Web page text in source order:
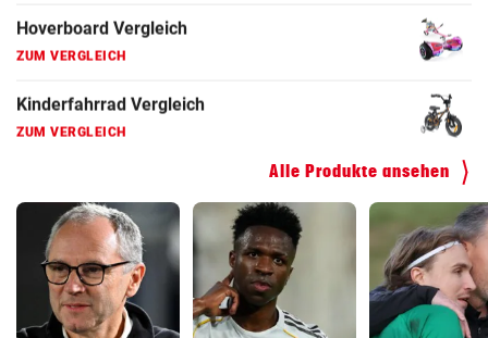
Hoverboard Vergleich
Kinderfahrrad Vergleich
Alle Produkte ansehen